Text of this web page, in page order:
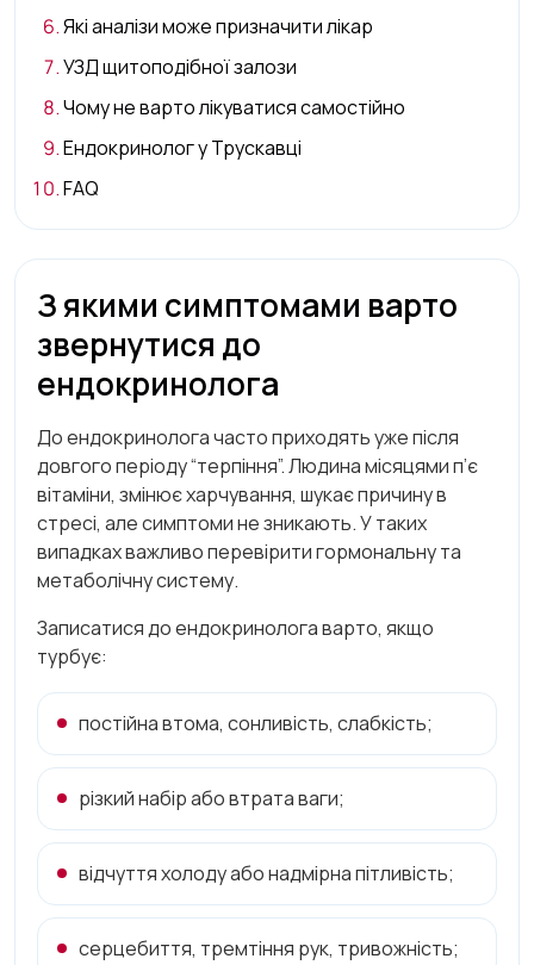
Які аналізи може призначити лікар
УЗД щитоподібної залози
Чому не варто лікуватися самостійно
Ендокринолог у Трускавці
FAQ
З якими симптомами варто
звернутися до
ендокринолога
До ендокринолога часто приходять уже після
довгого періоду “терпіння”. Людина місяцями п’є
вітаміни, змінює харчування, шукає причину в
стресі, але симптоми не зникають. У таких
випадках важливо перевірити гормональну та
метаболічну систему.
Записатися до ендокринолога варто, якщо
турбує:
постійна втома, сонливість, слабкість;
різкий набір або втрата ваги;
відчуття холоду або надмірна пітливість;
серцебиття, тремтіння рук, тривожність;